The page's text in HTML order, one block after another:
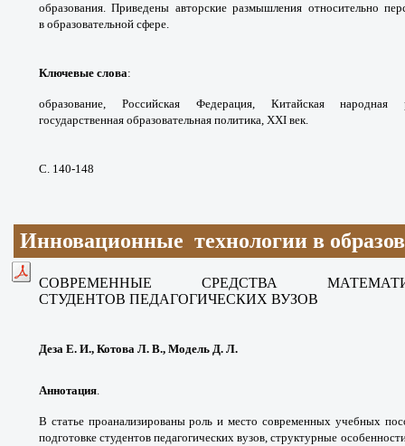
образования. Приведены авторские размышления относительно
в образовательной сфере.
Ключевые слова:
образование, Российская Федерация, Китайская народная
государственная образовательная политика, XXI век.
С. 140-148
Инновационные технологии в
СОВРЕМЕННЫЕ СРЕДСТВА
СТУДЕНТОВ ПЕДАГОГИЧЕСКИХ ВУЗОВ
Деза Е. И., Котова Л. В., Модель Д. Л.
Аннотация.
В статье проанализированы рольи место современных учебных
подготовкестудентов педагогических вузов, структурные